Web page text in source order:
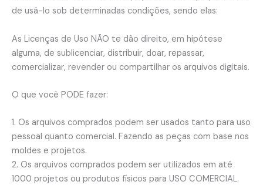
PDF
de usá-lo sob determinadas condições, sendo elas:
As Licenças de Uso NÃO te dão direito, em hipótese
alguma, de sublicenciar, distribuir, doar, repassar,
comercializar, revender ou compartilhar os arquivos digitais.
O que você PODE fazer:
1. Os arquivos comprados podem ser usados ​​tanto para uso
pessoal quanto comercial. Fazendo as peças com base nos
moldes e projetos.
2. Os arquivos comprados podem ser utilizados em até
1000 projetos ou produtos físicos para USO COMERCIAL.